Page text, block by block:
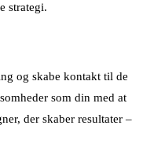
strategi.
og skabe kontakt til de
som din med at
der skaber resultater –